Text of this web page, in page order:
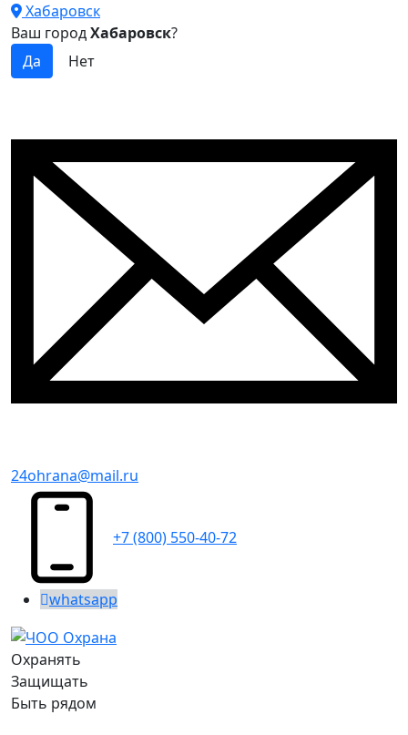
Хабаровск
Ваш городХабаровск?
24ohrana@mail.ru
+7 (800) 550-40-72
whatsapp
Охранять
Защищать
Быть рядом